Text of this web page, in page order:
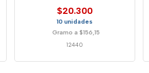
$20.300
10 unidades
Gramo a $156,15
12440